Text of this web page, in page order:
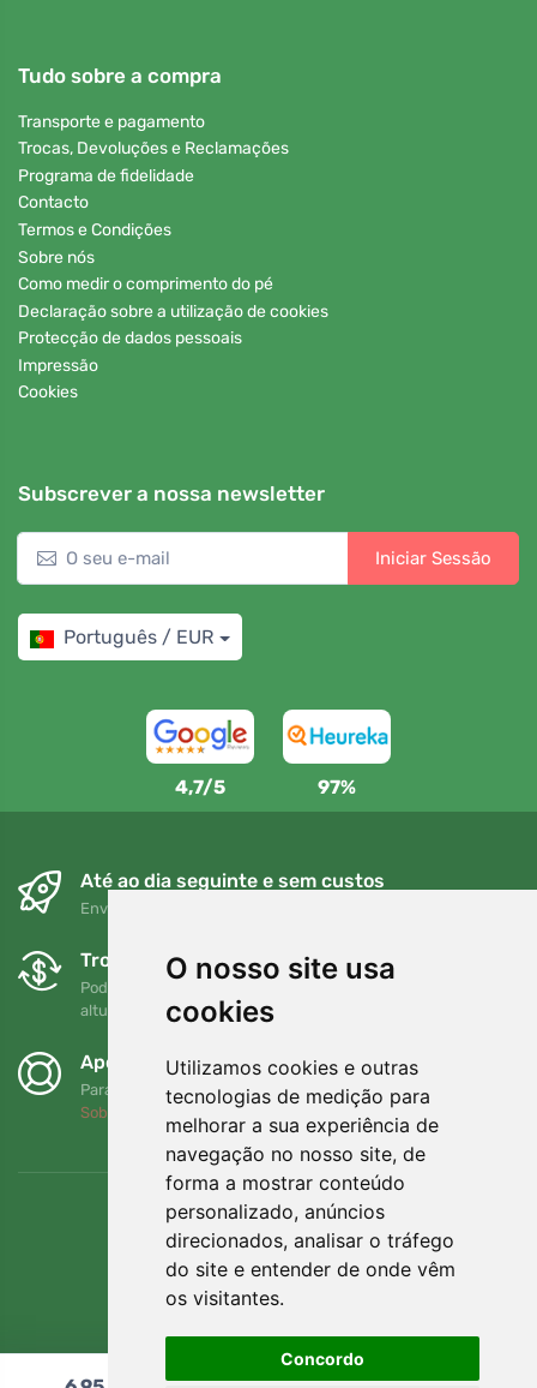
O nosso site usa
cookies
Utilizamos cookies e outras
tecnologias de medição para
melhorar a sua experiência de
navegação no nosso site, de
forma a mostrar conteúdo
personalizado, anúncios
direcionados, analisar o tráfego
do site e entender de onde vêm
os visitantes.
Concordo
Tudo sobre a compra
Transporte e pagamento
Trocas, Devoluções e Reclamações
Programa de fidelidade
Contacto
Termos e Condições
Sobre nós
Como medir o comprimento do pé
Declaração sobre a utilização de cookies
Protecção de dados pessoais
Impressão
Cookies
Subscrever a nossa newsletter
Iniciar Sessão
Português / EUR
4,7/5 97%
Até ao dia seguinte e sem custos
Envio gratuito para encomendas superiores a 80 EUR
Trocas e devoluções gratuitas
Pode devolver ou trocar a sua encomenda em qualquer
altura no prazo de 90 dias
Apoiamos a Trees.org
Para cada encomenda plantamos uma árvore! Leia mais
Sobre nós